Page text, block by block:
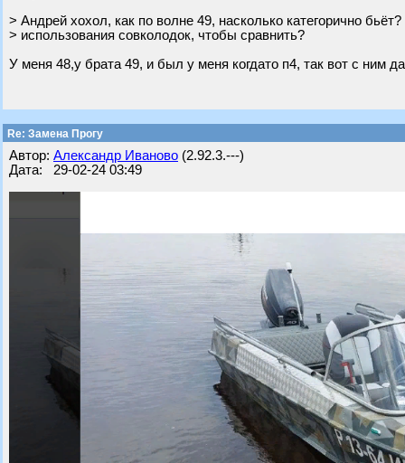
> Андрей хохол, как по волне 49, насколько категорично
> использования совколодок, чтобы сравнить?
У меня 48,у брата 49, и был у меня когдато п4, так вот с ним
Re: Замена Прогу
Автор: Александр Иваново (2.92.3.---)
Дата: 29-02-24 03:49